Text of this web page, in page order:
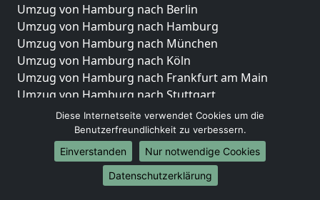
Umzug von Hamburg nach Berlin
Umzug von Hamburg nach Hamburg
Umzug von Hamburg nach München
Umzug von Hamburg nach Köln
Umzug von Hamburg nach Frankfurt am Main
Umzug von Hamburg nach Stuttgart
Umzug von Hamburg nach Düsseldorf
Umzug von Hamburg nach Leipzig
Umzug von Hamburg nach Dortmund
Umzug von Hamburg nach Essen
Umzug von Hamburg nach Bremen
Diese Internetseite verwendet Cookies um die
Benutzerfreundlichkeit zu verbessern.
Einverstanden
Nur notwendige Cookies
Datenschutzerklärung